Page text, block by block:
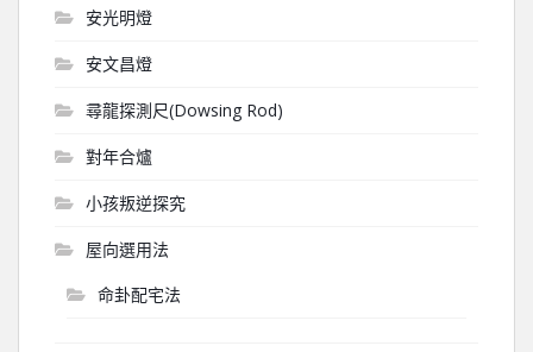
安光明燈
安文昌燈
尋龍探測尺(Dowsing Rod)
對年合爐
小孩叛逆探究
屋向選用法
命卦配宅法